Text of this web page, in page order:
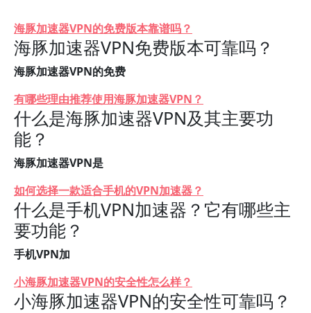
海豚加速器VPN的免费版本靠谱吗？
海豚加速器VPN免费版本可靠吗？
海豚加速器VPN的免费
有哪些理由推荐使用海豚加速器VPN？
什么是海豚加速器VPN及其主要功
能？
海豚加速器VPN是
如何选择一款适合手机的VPN加速器？
什么是手机VPN加速器？它有哪些主
要功能？
手机VPN加
小海豚加速器VPN的安全性怎么样？
小海豚加速器VPN的安全性可靠吗？